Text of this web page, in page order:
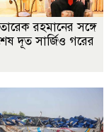
তারেক রহমানের সঙ্গে
দূত সার্জিও গরের